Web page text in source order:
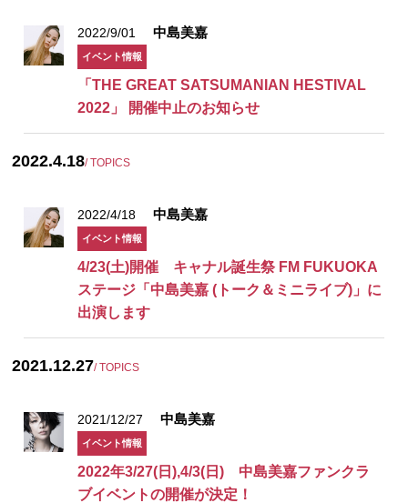
2022/9/01 中島美嘉
イベント情報
「THE GREAT SATSUMANIAN HESTIVAL
2022」 開催中止のお知らせ
2022.4.18/ TOPICS
2022/4/18 中島美嘉
イベント情報
4/23(土)開催 キャナル誕生祭 FM FUKUOKA
ステージ「中島美嘉 (トーク＆ミニライブ)」に
出演します
2021.12.27/ TOPICS
2021/12/27 中島美嘉
イベント情報
2022年3/27(日),4/3(日) 中島美嘉ファンクラ
ブイベントの開催が決定！